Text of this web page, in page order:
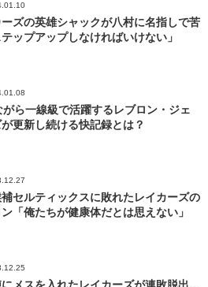
ーズの英雄シャックが八村に名指しで苦
ップアップしなければいけない」
がら一線級で活躍するレブロン・ジェ
更新し続ける快記録とは？
セルティックスに敗れたレイカーズの
「俺たちが健康体だとは思えない」